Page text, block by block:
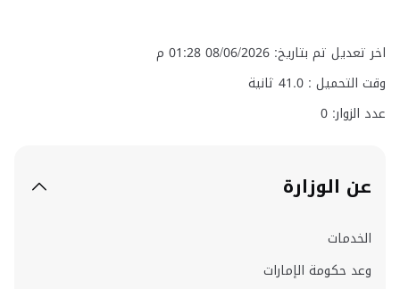
اخر تعديل تم بتاريخ: 08/06/2026 01:28 م
وقت التحميل : 41.0 ثانية
عدد الزوار: 0
عن الوزارة
الخدمات
وعد حكومة الإمارات